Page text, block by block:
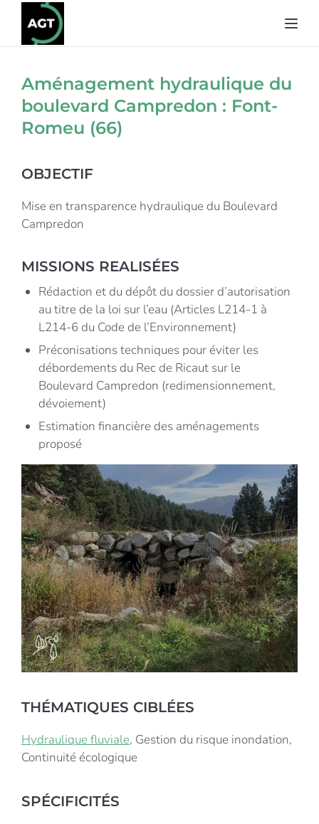
Aménagement hydraulique du
boulevard Campredon : Font-
Romeu (66)
OBJECTIF
Mise en transparence hydraulique du Boulevard
Campredon
MISSIONS REALISÉES
Rédaction et du dépôt du dossier d’autorisation
au titre de la loi sur l’eau (Articles L214-1 à
L214-6 du Code de l’Environnement)
Préconisations techniques pour éviter les
débordements du Rec de Ricaut sur le
Boulevard Campredon (redimensionnement,
dévoiement)
Estimation financière des aménagements
proposé
THÉMATIQUES CIBLÉES
Hydraulique fluviale, Gestion du risque inondation,
Continuité écologique
SPÉCIFICITÉS